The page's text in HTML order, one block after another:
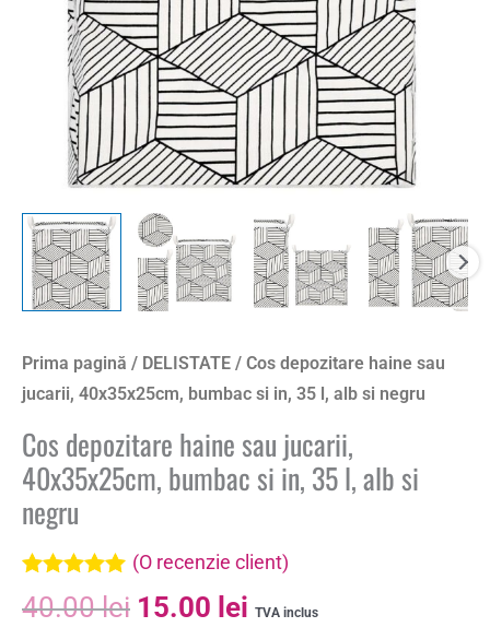
Prima pagină / DELISTATE / Cos depozitare haine sau
jucarii, 40x35x25cm, bumbac si in, 35 l, alb si negru
Cos depozitare haine sau jucarii,
40x35x25cm, bumbac si in, 35 l, alb si
negru
Evaluat la
5.00din 5 pe
(O recenzie client)
40.00lei 15.00 lei TVA inclus